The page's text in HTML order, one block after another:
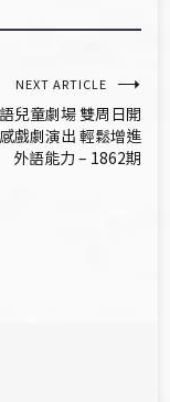
NEXT ARTICLE
兒童劇場 雙周日開
戲劇演出 輕鬆增進
外語能力 – 1862期